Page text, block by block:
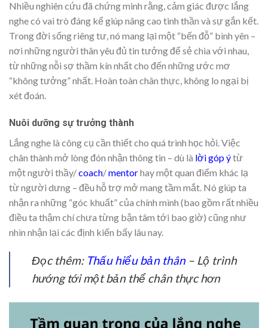
Nhiều nghiên cứu đã chứng minh rằng, cảm giác được lắng
nghe có vai trò đáng kể giúp nâng cao tinh thần và sự gắn kết.
Trong đời sống riêng tư, nó mang lại một “bến đỗ” bình yên –
nơi những người thân yêu đủ tin tưởng để sẻ chia với nhau,
từ những nỗi sợ thầm kín nhất cho đến những ước mơ
“không tưởng” nhất. Hoàn toàn chân thực, không lo ngại bị
xét đoán.
Nuôi dưỡng sự trưởng thành
Lắng nghe là công cụ cần thiết cho quá trình học hỏi. Việc
chân thành mở lòng đón nhận thông tin – dù là lời góp ýtừ
một người thầy/coach/mentorhay một quan điểm khác lạ
từ người dưng – đều hỗ trợ mở mang tầm mắt. Nó giúp ta
nhận ra những “góc khuất” của chính mình (bao gồm rất nhiều
điều ta thậm chí chưa từng bận tâm tới bao giờ) cũng như
nhìn nhận lại các định kiến bấy lâu nay.
Đọc thêm: Thấu hiểu bản thân– Lộ trình
hướng tới một bản thể chân thực hơn